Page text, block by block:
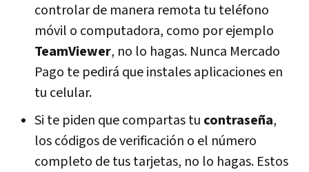
controlar de manera remota tu teléfono
móvil o computadora, como por ejemplo
TeamViewer, no lo hagas. Nunca Mercado
Pago te pedirá que instales aplicaciones en
tu celular.
Si te piden que compartas tu contraseña,
los códigos de verificación o el número
completo de tus tarjetas, no lo hagas. Estos